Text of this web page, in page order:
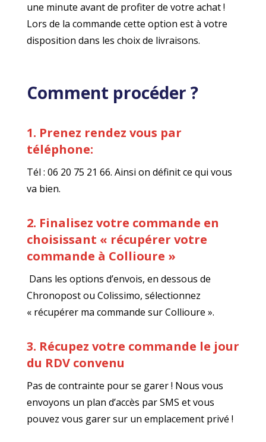
une minute avant de profiter de votre achat !
Lors de la commande cette option est à votre
disposition dans les choix de livraisons.
Comment procéder ?
1. Prenez rendez vous par
téléphone:
Tél : 06 20 75 21 66. Ainsi on définit ce qui vous
va bien.
2. Finalisez votre commande en
choisissant « récupérer votre
commande à Collioure »
Dans les options d’envois, en dessous de
Chronopost ou Colissimo, sélectionnez
« récupérer ma commande sur Collioure ».
3. Récupez votre commande le jour
du RDV convenu
Pas de contrainte pour se garer ! Nous vous
envoyons un plan d’accès par SMS et vous
pouvez vous garer sur un emplacement privé !